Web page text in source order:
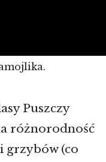
Puszczy
różnorodność
grzybów (co